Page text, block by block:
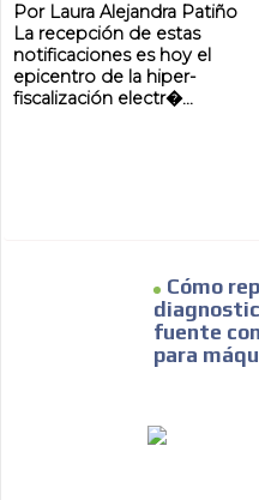
Por Laura Alejandra Patiño
La recepción de estas
notificaciones es hoy el
epicentro de la hiper-
fiscalización electr�...
Cómo
fuente
para